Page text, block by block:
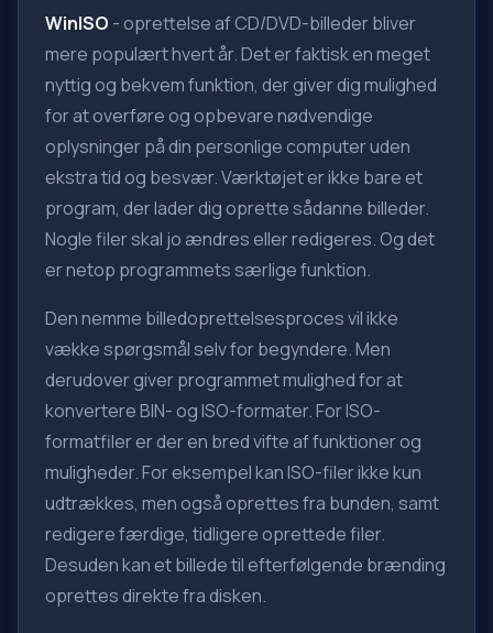
WinISO - oprettelse af CD/DVD-billeder bliver
mere populært hvert år. Det er faktisk en meget
nyttig og bekvem funktion, der giver dig mulighed
for at overføre og opbevare nødvendige
oplysninger på din personlige computer uden
ekstra tid og besvær. Værktøjet er ikke bare et
program, der lader dig oprette sådanne billeder.
Nogle filer skal jo ændres eller redigeres. Og det
er netop programmets særlige funktion.
Den nemme billedoprettelsesproces vil ikke
vække spørgsmål selv for begyndere. Men
derudover giver programmet mulighed for at
konvertere BIN- og ISO-formater. For ISO-
formatfiler er der en bred vifte af funktioner og
muligheder. For eksempel kan ISO-filer ikke kun
udtrækkes, men også oprettes fra bunden, samt
redigere færdige, tidligere oprettede filer.
Desuden kan et billede til efterfølgende brænding
oprettes direkte fra disken.